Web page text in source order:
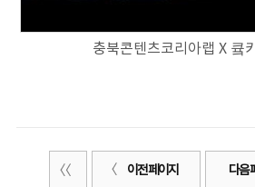
충북콘텐츠코리아랩 X 큨
이전 페이지 다음